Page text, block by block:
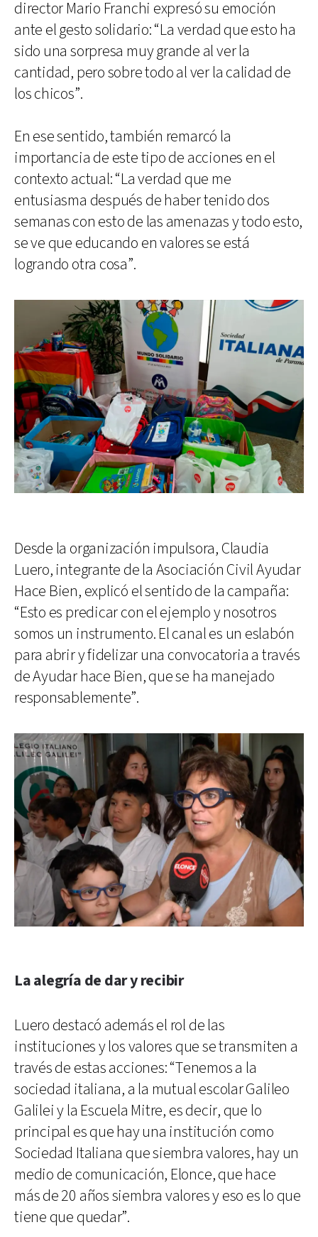
director Mario Franchi expresó su emoción
ante el gesto solidario: “La verdad que esto ha
sido una sorpresa muy grande al ver la
cantidad, pero sobre todo al ver la calidad de
los chicos”.
En ese sentido, también remarcó la
importancia de este tipo de acciones en el
contexto actual: “La verdad que me
entusiasma después de haber tenido dos
semanas con esto de las amenazas y todo esto,
se ve que educando en valores se está
logrando otra cosa”.
Desde la organización impulsora, Claudia
Luero, integrante de la Asociación Civil Ayudar
Hace Bien, explicó el sentido de la campaña:
“Esto es predicar con el ejemplo y nosotros
somos un instrumento. El canal es un eslabón
para abrir y fidelizar una convocatoria a través
de Ayudar hace Bien, que se ha manejado
responsablemente”.
La alegría de dar y recibir
Luero destacó además el rol de las
instituciones y los valores que se transmiten a
través de estas acciones: “Tenemos a la
sociedad italiana, a la mutual escolar Galileo
Galilei y la Escuela Mitre, es decir, que lo
principal es que hay una institución como
Sociedad Italiana que siembra valores, hay un
medio de comunicación, Elonce, que hace
más de 20 años siembra valores y eso es lo que
tiene que quedar”.